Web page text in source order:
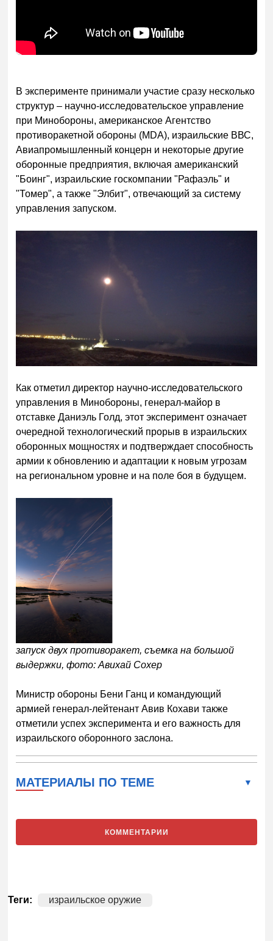
В эксперименте принимали участие сразу несколько
структур – научно-исследовательское управление
при Минобороны, американское Агентство
противоракетной обороны (MDA), израильские ВВС,
Авиапромышленный концерн и некоторые другие
оборонные предприятия, включая американский
"Боинг", израильские госкомпании "Рафаэль" и
"Томер", а также "Элбит", отвечающий за систему
управления запуском.
Как отметил директор научно-исследовательского
управления в Минобороны, генерал-майор в
отставке Даниэль Голд, этот эксперимент означает
очередной технологический прорыв в израильских
оборонных мощностях и подтверждает способность
армии к обновлению и адаптации к новым угрозам
на региональном уровне и на поле боя в будущем.
запуск двух противоракет, съемка на большой
выдержки, фото: Авихай Сохер
Министр обороны Бени Ганц и командующий
армией генерал-лейтенант Авив Кохави также
отметили успех эксперимента и его важность для
израильского оборонного заслона.
МАТЕРИАЛЫ ПО ТЕМЕ
КОММЕНТАРИИ
Теги: израильское оружие